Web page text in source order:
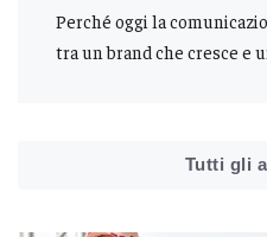
Perché oggi la
tra un brand che cresce e
Tutti gli